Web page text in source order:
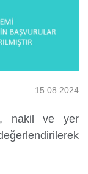
15.08.2024
nakil ve yer
Yattı mı?